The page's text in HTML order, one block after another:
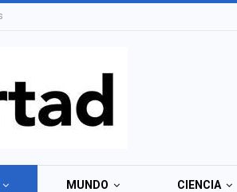
MUNDO CIENCIA